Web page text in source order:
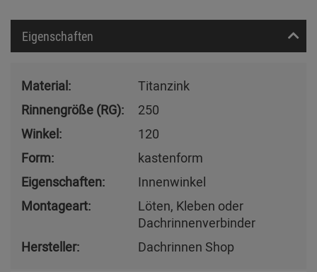
Eigenschaften
Material:
Titanzink
Rinnengröße (RG):
250
Winkel:
120
Form:
kastenform
Eigenschaften:
Innenwinkel
Montageart:
Löten, Kleben oder
Dachrinnenverbinder
Hersteller:
Dachrinnen Shop